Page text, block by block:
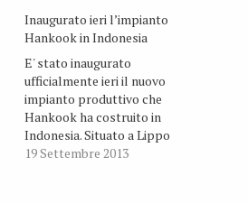
Inaugurato ieri l’impianto
Hankook in Indonesia
E' stato inaugurato
ufficialmente ieri il nuovo
impianto produttivo che
Hankook ha costruito in
Indonesia. Situato a Lippo
Cikarang, nella regione di
19 Settembre 2013